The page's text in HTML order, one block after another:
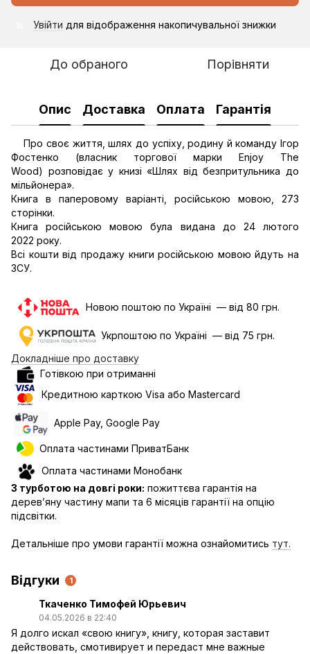
Увійти для відображення накопичувальної знижки
До обраного Порівняти
Опис Доставка Оплата Гарантія
Про своє життя, шлях до успіху, родину й команду Ігор
Фостенко (власник торгової марки Enjoy The
Wood) розповідає у книзі «Шлях від безпритульника до
мільйонера».
Книга в паперовому варіанті, російською мовою, 273
сторінки.
Книга російською мовою була видана до 24 лютого
2022 року.
Всі кошти від продажу книги російською мовою йдуть на
ЗСУ.
Новою поштою по Україні — від 80 грн.
Укрпоштою по Україні — від 75 грн.
Докладніше про доставку
Готівкою при отриманні
Кредитною карткою Visa або Mastercard
Apple Pay, Google Pay
Оплата частинами ПриватБанк
Оплата частинами Монобанк
З турботою на довгі роки: пожиттєва гарантія на
дерев’яну частину мапи та 6 місяців гарантії на опцію
підсвітки.
Детальніше про умови гарантії можна ознайомитись тут.
Відгуки 1
Ткаченко Тимофей Юрьевич
04.05.2026 в 22:40
Я долго искал «свою книгу», книгу, которая заставит
действовать, смотивирует и передаст мне важные